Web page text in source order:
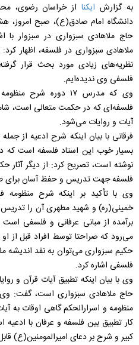
به گزارش ایکنااز خراسان رضوی،
دانشگاه امام صادق(ع)، صبح امروز،
حاج ملاهادی سبزواری در سبزوار با
ملاهادی سبزواری در فلسفه، اظهار
نظریه‌های زیادی مورد بحث قرار
فلسفی وی ندیده‌ایم.
وی که مدرس ۱۷ دوره
فلسفه‌ای که در حکمت متعالی است،
آیات و روایات می‌شود.
فرقانی با بیان اینکه شرح ادعیه از
بسیار خوب این استاد فلسفه است که
نوشته است، تصریح کرد: از دیگر آثار
فلسفه جهت تدریس و حفظ آسان برای
وی با تأکید بر اینکه شرح
خمینی(ره) و شهید مطهری آن را تدریس
برآمده از مبانی عرفانی و فلسفی
می‌رود که صراحتا توسط افراد قبل از
حکیم سبزواری می‌توان به نقد اندیشه
فلسفی اشاره کرد.
وی با بیان اینکه تطبیق آیات قرآن و
حاج ملاهادی سبزواری است، گفت:
منظومه و اسرارالحکم گاهی اوقات به
کار تطبیق بین فلسفه و عرفان با
کبیر و شرح بر دعای امیرالمومنین(ع)